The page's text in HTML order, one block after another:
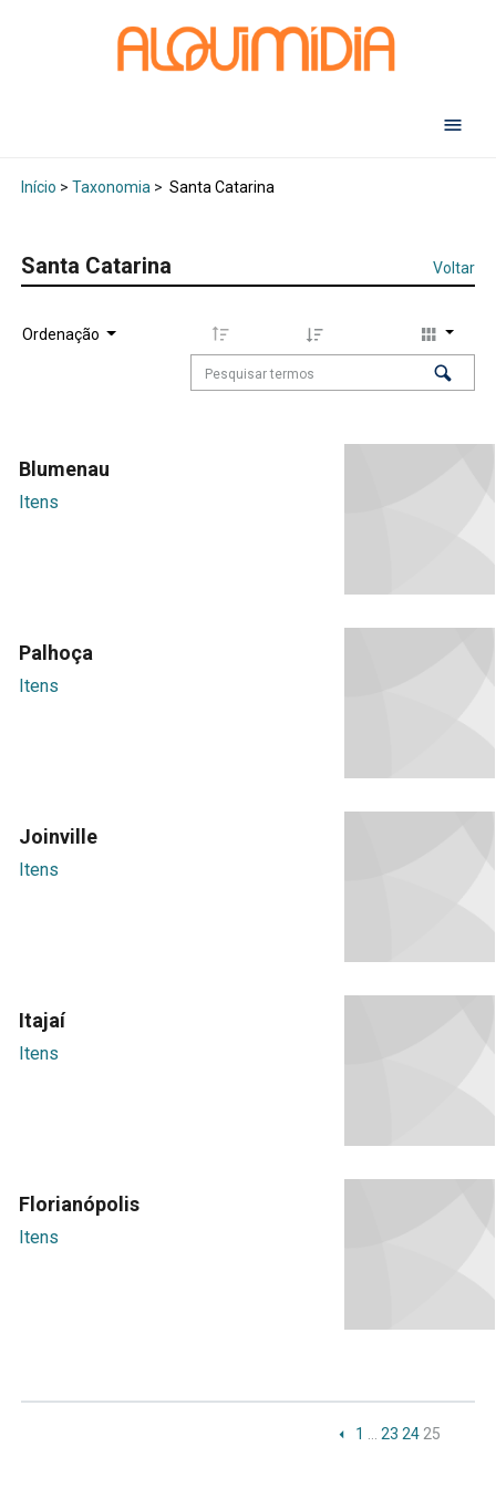
Início > Taxonomia> Santa Catarina
Santa Catarina Voltar
Ordenação
Blumenau
Itens
Palhoça
Itens
Joinville
Itens
Itajaí
Itens
Florianópolis
Itens
1 23 24 25